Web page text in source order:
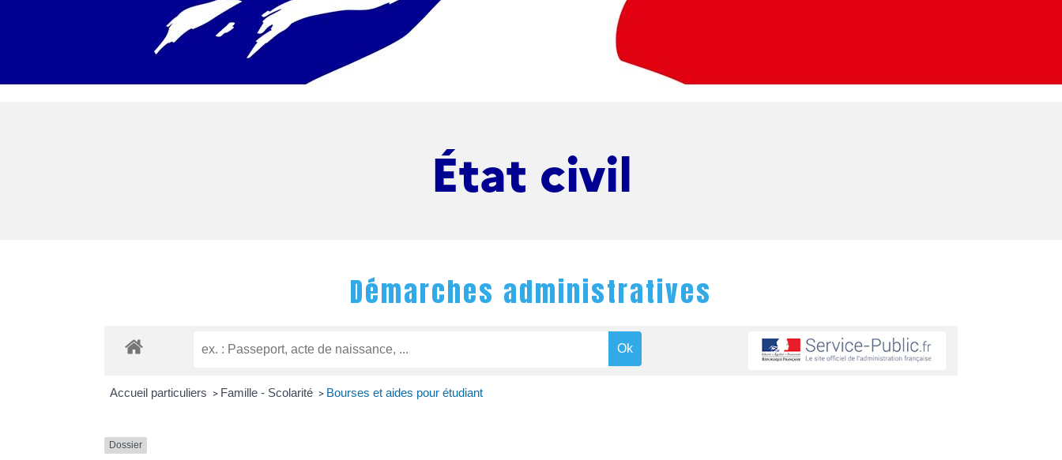
État civil
Démarches administratives
Accueil particuliers > Famille - Scolarité > Bourses et aides pour étudiant
Dossier